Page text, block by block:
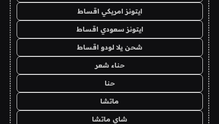
ايتونز امريكي اقساط
ايتونز سعودي اقساط
شحن يلا لودو اقساط
حناء شعر
حنا
ماتشا
شاي ماتشا